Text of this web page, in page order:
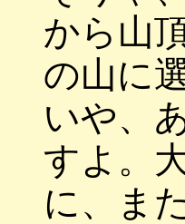
から山
の山に
いや、
すよ。
に、ま